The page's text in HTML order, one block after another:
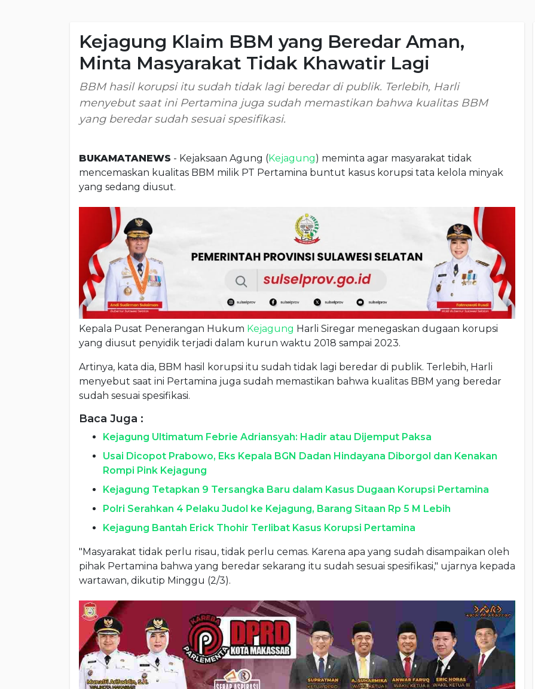
Kejagung Klaim BBM yang Beredar Aman,
Minta Masyarakat Tidak Khawatir Lagi
BBM hasil korupsi itu sudah tidak lagi beredar di publik. Terlebih, Harli
menyebut saat ini Pertamina juga sudah memastikan bahwa kualitas BBM
yang beredar sudah sesuai spesifikasi.
BUKAMATANEWS - Kejaksaan Agung (Kejagung) meminta agar masyarakat tidak
mencemaskan kualitas BBM milik PT Pertamina buntut kasus korupsi tata kelola minyak
yang sedang diusut.
Kepala Pusat Penerangan Hukum Kejagung Harli Siregar menegaskan dugaan korupsi
yang diusut penyidik terjadi dalam kurun waktu 2018 sampai 2023.
Artinya, kata dia, BBM hasil korupsi itu sudah tidak lagi beredar di publik. Terlebih, Harli
menyebut saat ini Pertamina juga sudah memastikan bahwa kualitas BBM yang beredar
sudah sesuai spesifikasi.
Baca Juga :
Kejagung Ultimatum Febrie Adriansyah: Hadir atau Dijemput Paksa
Usai Dicopot Prabowo, Eks Kepala BGN Dadan Hindayana Diborgol dan Kenakan
Rompi Pink Kejagung
Kejagung Tetapkan 9 Tersangka Baru dalam Kasus Dugaan Korupsi Pertamina
Polri Serahkan 4 Pelaku Judol ke Kejagung, Barang Sitaan Rp 5 M Lebih
Kejagung Bantah Erick Thohir Terlibat Kasus Korupsi Pertamina
"Masyarakat tidak perlu risau, tidak perlu cemas. Karena apa yang sudah disampaikan oleh
pihak Pertamina bahwa yang beredar sekarang itu sudah sesuai spesifikasi," ujarnya kepada
wartawan, dikutip Minggu (2/3).